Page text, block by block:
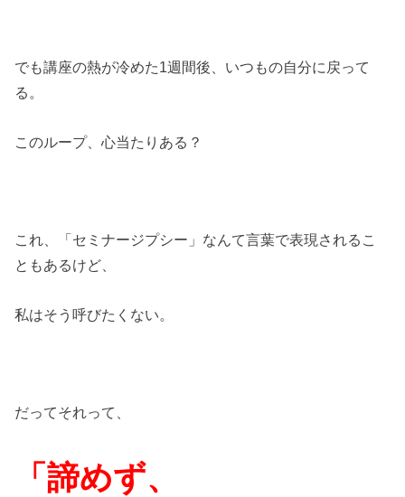
でも講座の熱が冷めた1週間後、いつもの自分に戻って
る。
このループ、心当たりある？
これ、「セミナージプシー」なんて言葉で表現されるこ
ともあるけど、
私はそう呼びたくない。
だってそれって、
「諦めず、